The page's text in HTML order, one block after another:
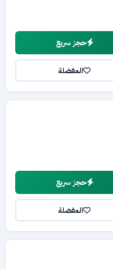
حجز سريع
المفضلة
حجز سريع
المفضلة